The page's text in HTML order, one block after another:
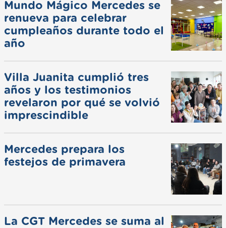
Mundo Mágico Mercedes se
renueva para celebrar
cumpleaños durante todo el
año
Villa Juanita cumplió tres
años y los testimonios
revelaron por qué se volvió
imprescindible
Mercedes prepara los
festejos de primavera
La CGT Mercedes se suma al